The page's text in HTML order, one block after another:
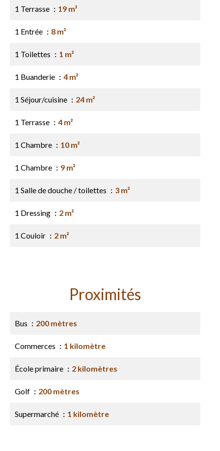
1 Terrasse 19 m²
1 Entrée 8 m²
1 Toilettes 1 m²
1 Buanderie 4 m²
1 Séjour/cuisine 24 m²
1 Terrasse 4 m²
1 Chambre 10 m²
1 Chambre 9 m²
1 Salle de douche / toilettes 3 m²
1 Dressing 2 m²
1 Couloir 2 m²
Proximités
Bus 200 mètres
Commerces 1 kilomètre
École primaire 2 kilomètres
Golf 200 mètres
Supermarché 1 kilomètre